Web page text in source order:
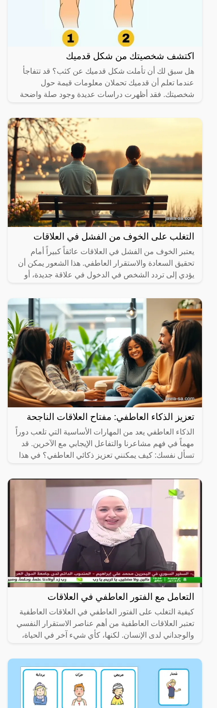
اكتشف شخصيتك من شكل قدميك
هل سبق لك أن تأملت شكل قدميك عن كثب؟ قد تتفاجأ
عندما تعلم أن قدميك تحملان معلومات قيمة حول
شخصيتك. فقد أظهرت دراسات عديدة وجود صلة واضحة
التغلب على الخوف من الفشل في العلاقات
يعتبر الخوف من الفشل في العلاقات عائقاً كبيراً أمام
تحقيق السعادة والاستقرار العاطفي. هذا الشعور يمكن أن
يؤدي إلى تردد الشخص في الدخول في علاقة جديدة، أو
تعزيز الذكاء العاطفي: مفتاح العلاقات الناجحة
الذكاء العاطفي يعد من المهارات الأساسية التي تلعب دوراً
مهماً في فهم مشاعرنا والتفاعل الإيجابي مع الآخرين. قد
تسأل نفسك: كيف يمكنني تعزيز ذكائي العاطفي؟ في هذا
التعامل مع الفتور العاطفي في العلاقات
كيفية التغلب على الفتور العاطفي في العلاقات العاطفية
تعتبر العلاقات العاطفية من أهم عناصر الاستقرار النفسي
والوجداني لدى الإنسان. لكنها، كأي شيء آخر في الحياة،